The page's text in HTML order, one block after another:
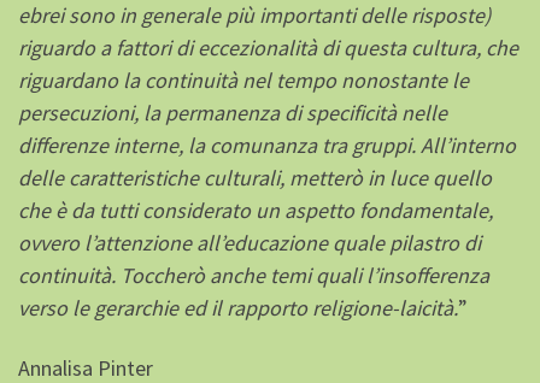
ebrei sono in generale più importanti delle risposte)
riguardo a fattori di eccezionalità di questa cultura, che
riguardano la continuità nel tempo nonostante le
persecuzioni, la permanenza di specificità nelle
differenze interne, la comunanza tra gruppi. All’interno
delle caratteristiche culturali, metterò in luce quello
che è da tutti considerato un aspetto fondamentale,
ovvero l’attenzione all’educazione quale pilastro di
continuità. Toccherò anche temi quali l’insofferenza
verso le gerarchie ed il rapporto religione-laicità.”
Annalisa Pinter